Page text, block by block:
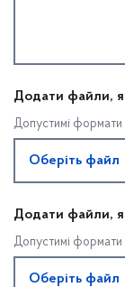
Додати файли,
Допустимі формати
Оберіть файл
Додати файли,
Допустимі формати
Оберіть файл